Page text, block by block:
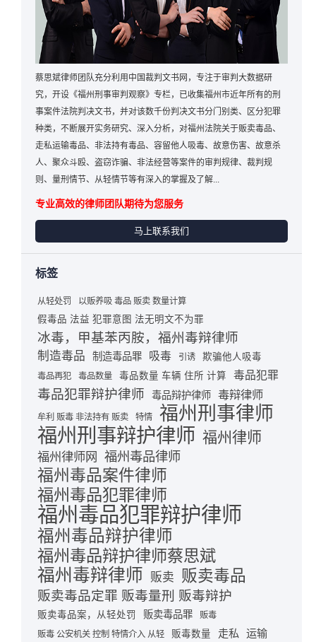
蔡思斌律师团队充分利用中国裁判文书网，专注于审判大数据研
究，开设《福州刑事审判观察》专栏，已收集福州市近年所有的刑
事案件法院判决文书，并对该数千份判决文书分门别类、区分犯罪
种类，不断展开实务研究、深入分析，对福州法院关于贩卖毒品、
走私运输毒品、非法持有毒品、容留他人吸毒、故意伤害、故意杀
人、聚众斗殴、盗窃诈骗、非法经营等案件的审判规律、裁判规
则、量刑情节、从轻情节等有深入的掌握及了解...
专业高效的律师团队期待为您服务
马上联系我们
标签
从轻处罚 以贩养吸 毒品 贩卖 数量计算
假毒品 法益 犯罪意图 法无明文不为罪
冰毒，甲基苯丙胺，福州毒辩律师
制造毒品 制造毒品罪 吸毒 引诱 欺骗他人吸毒
毒品再犯 毒品数量 毒品数量 车辆 住所 计算 毒品犯罪
毒品犯罪辩护律师 毒品辩护律师 毒辩律师
牟利 贩毒 非法持有 贩卖 特情 福州刑事律师
福州刑事辩护律师 福州律师
福州律师网 福州毒品律师
福州毒品案件律师
福州毒品犯罪律师
福州毒品犯罪辩护律师
福州毒品辩护律师
福州毒品辩护律师蔡思斌
福州毒辩律师 贩卖 贩卖毒品
贩卖毒品定罪 贩毒量刑 贩毒辩护
贩卖毒品案，从轻处罚 贩卖毒品罪
贩毒
贩毒 公安机关 控制 特情介入 从轻
贩毒数量 走私 运输